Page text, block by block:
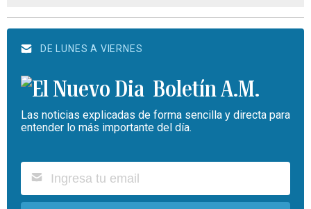
DE LUNES A VIERNES
Boletín A.M.
Las noticias explicadas de forma sencilla y directa para
entender lo más importante del día.